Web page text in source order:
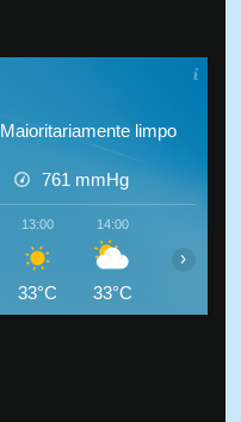
Maioritariamente limpo
761 mmHg
13:00
33°C
14:00
33°C
›